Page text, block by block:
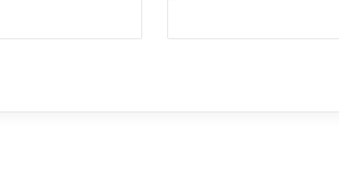
توسط ژاکت
توسط ژاکت